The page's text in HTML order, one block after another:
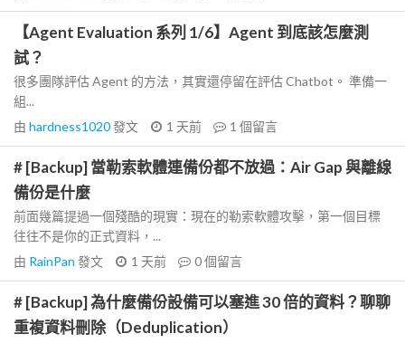
【Agent Evaluation 系列 1/6】Agent 到底該怎麼測
試？
很多團隊評估 Agent 的方法，其實還停留在評估 Chatbot。 準備一
組...
由 hardness1020發文 1 天前 1 個留言
# [Backup] 當勒索軟體連備份都不放過：Air Gap 與離線
備份是什麼
前面幾篇提過一個殘酷的現實：現在的勒索軟體攻擊，第一個目標
往往不是你的正式資料，...
由 RainPan 發文 1 天前 0個留言
# [Backup] 為什麼備份設備可以塞進 30 倍的資料？聊聊
重複資料刪除（Deduplication）